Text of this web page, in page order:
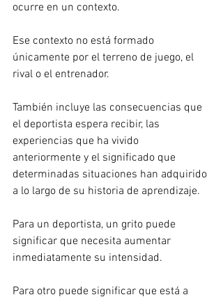
ocurre en un contexto.
Ese contexto no está formado
únicamente por el terreno de juego, el
rival o el entrenador.
También incluye las consecuencias que
el deportista espera recibir, las
experiencias que ha vivido
anteriormente y el significado que
determinadas situaciones han adquirido
a lo largo de su historia de aprendizaje.
Para un deportista, un grito puede
significar que necesita aumentar
inmediatamente su intensidad.
Para otro puede significar que está a